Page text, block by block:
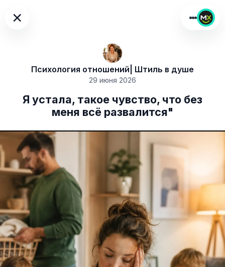
×
Психология отношений| Штиль в душе
29 июня 2026
Я устала, такое чувство, что без
меня всё развалится"